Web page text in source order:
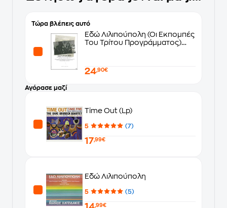
Τώρα βλέπεις αυτό
Εδώ Λιλιπούπολη (Οι Εκπομπές
Του Τρίτου Προγράμματος)
24,90€
Αγόρασε μαζί
Time Out (Lp)
5 (7)
17,99€
Εδώ Λιλιπούπολη
5 (5)
,99€